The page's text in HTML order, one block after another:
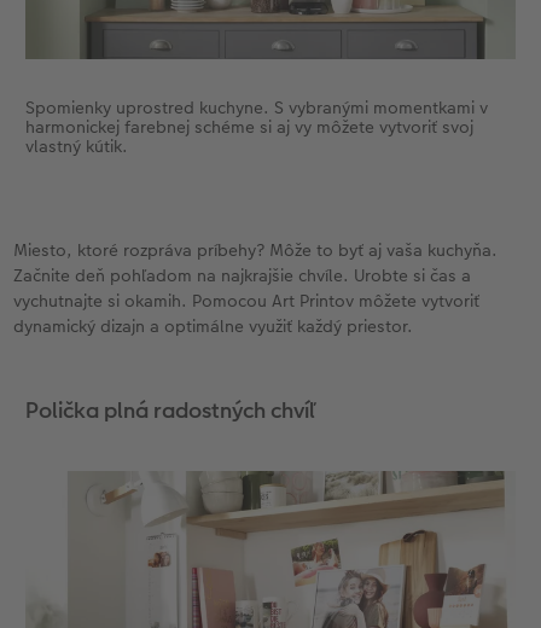
Spomienky uprostred kuchyne. S vybranými momentkami v
harmonickej farebnej schéme si aj vy môžete vytvoriť svoj
vlastný kútik.
Miesto, ktoré rozpráva príbehy? Môže to byť aj vaša kuchyňa.
Začnite deň pohľadom na najkrajšie chvíle. Urobte si čas a
vychutnajte si okamih. Pomocou Art Printov môžete vytvoriť
dynamický dizajn a optimálne využiť každý priestor.
Polička plná radostných chvíľ